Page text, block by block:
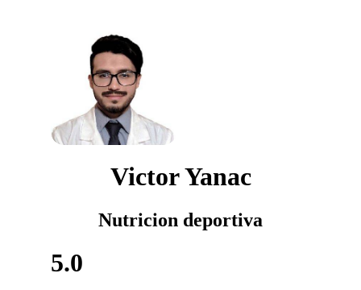
Victor Yanac
Nutricion deportiva
5.0